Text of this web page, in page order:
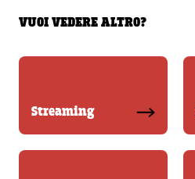
VUOI VEDERE ALTRO?
Streaming